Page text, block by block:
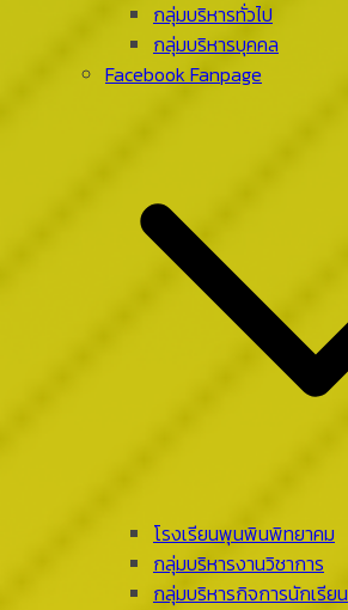
กลุ่มบริหารทั่วไป
กลุ่มบริหารบุคคล
Facebook Fanpage
โรงเรียนพุนพินพิทยาคม
กลุ่มบริหารงานวิชาการ
กลุ่มบริหารกิจการนักเรียน